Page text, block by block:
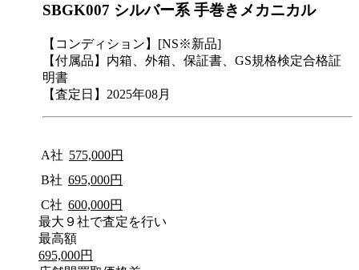
SBGK007 シルバー系 手巻きメカニカル
【コンディション】[NS※新品]
【付属品】内箱、外箱、保証書、GS規格検定合格証
明書
【査定日】2025年08月
A社 575,000円
B社 695,000円
C社 600,000円
最大９社で査定を行い
最高額
695,000円